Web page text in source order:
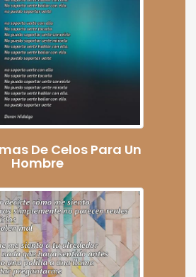
De Celos Para Un
Hombre